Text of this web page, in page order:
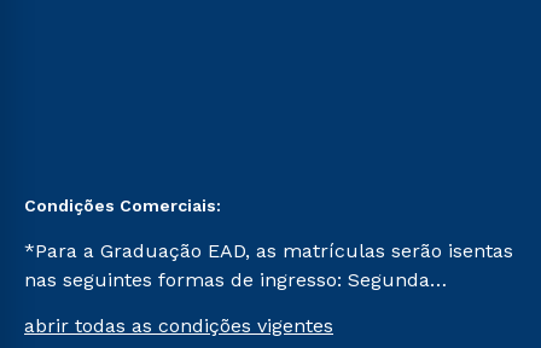
Condições Comerciais:
*Para a Graduação EAD, as matrículas serão isentas
nas seguintes formas de ingresso: Segunda
Já para as demais, a taxa de matrícula será de R$
abrir todas as condições vigentes